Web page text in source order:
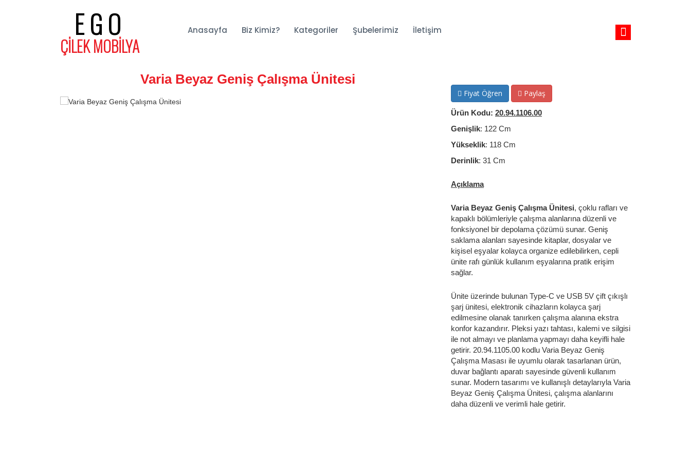
EGO
ÇİLEK MOBİLYA
Anasayfa Biz Kimiz? Kategoriler Şubelerimiz İletişim
Varia Beyaz Geniş Çalışma Ünitesi
Fiyat Öğren Paylaş
Ürün Kodu: 20.94.1106.00
Genişlik: 122 Cm
Yükseklik: 118 Cm
Derinlik: 31 Cm
Açıklama
Varia Beyaz Geniş Çalışma Ünitesi, çoklu rafları ve
kapaklı bölümleriyle çalışma alanlarına düzenli ve
fonksiyonel bir depolama çözümü sunar. Geniş
saklama alanları sayesinde kitaplar, dosyalar ve
kişisel eşyalar kolayca organize edilebilirken, cepli
ünite rafı günlük kullanım eşyalarına pratik erişim
sağlar.
Ünite üzerinde bulunan Type-C ve USB 5V çift çıkışlı
şarj ünitesi, elektronik cihazların kolayca şarj
edilmesine olanak tanırken çalışma alanına ekstra
konfor kazandırır. Pleksi yazı tahtası, kalemi ve silgisi
ile not almayı ve planlama yapmayı daha keyifli hale
getirir. 20.94.1105.00 kodlu Varia Beyaz Geniş
Çalışma Masası ile uyumlu olarak tasarlanan ürün,
duvar bağlantı aparatı sayesinde güvenli kullanım
sunar. Modern tasarımı ve kullanışlı detaylarıyla Varia
Beyaz Geniş Çalışma Ünitesi, çalışma alanlarını
daha düzenli ve verimli hale getirir.